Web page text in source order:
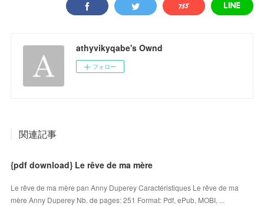
athyvikyqabe's Ownd
フォロー
関連記事
{pdf download} Le rêve de ma mère
Le rêve de ma mère pan Anny Duperey Caractéristiques Le rêve de ma
mère Anny Duperey Nb. de pages: 251 Format: Pdf, ePub, MOBI, ...